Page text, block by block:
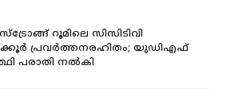
സ്ട്രോങ്ങ് റൂമിലെ സിസിടിവി
പ്രവർത്തനരഹിതം; യുഡിഎഫ്
പരാതി നൽകി